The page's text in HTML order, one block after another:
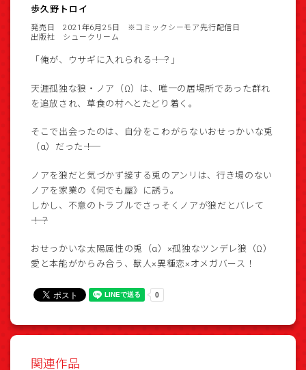
歩久野トロイ
発売日 2021年6月25日
※コミックシーモア先行配信日
出版社 シュークリーム
「俺が、ウサギに入れられる――！？」
天涯孤独な狼・ノア（Ω）は、唯一の居場所であった群れ
を追放され、草食の村へとたどり着く。
そこで出会ったのは、自分をこわがらないおせっかいな兎
（α）だった――！
ノアを狼だと気づかず接する兎のアンリは、行き場のない
ノアを家業の《何でも屋》に誘う。
しかし、不意のトラブルでさっそくノアが狼だとバレて
――！？
おせっかいな太陽属性の兎（α）×孤独なツンデレ狼（Ω）
愛と本能がからみ合う、獣人×異種恋×オメガバース！
関連作品